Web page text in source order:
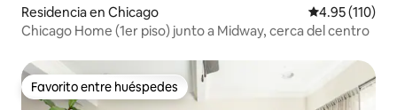
Residencia en Chicago Calificación
4.95 (110)
Chicago Home (1er piso) junto a Midway, cerca del centro
Favorito entre huéspedes
Favorito entre huéspedes